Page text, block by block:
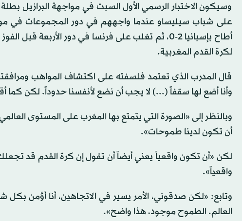
وسيكون الاختبار الرسمي الأول السبت في مواجهة البرازيل
لكرة القدم المغربية.
قال المدرب الذي تعتمد فلسفته على اكتشاف المواهب
وأنا أضع لها سقفاً (...) لا يجب أن نضع لأنفسنا حدوداً. لكن كما
وبالنظر إلى «الصورة التي يتمتع بها المغرب على المستوى
أن تكون لدينا طموحات».
لكن «أن تكون واقعياً يعني أيضاً أن تقول إن كرة القدم قد
واقعياً».
وتابع: «لكن صدقوني، الأمر يسير في الاتجاهين، أنا أؤمن بكل
العالم. الطموح موجود، هذا واضح».